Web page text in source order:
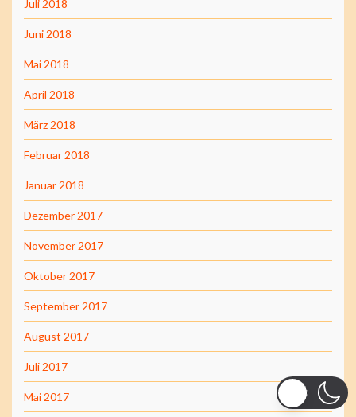
Juli 2018
Juni 2018
Mai 2018
April 2018
März 2018
Februar 2018
Januar 2018
Dezember 2017
November 2017
Oktober 2017
September 2017
August 2017
Juli 2017
Mai 2017